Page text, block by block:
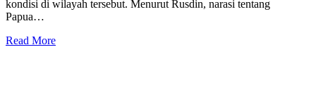
kondisi di wilayah tersebut. Menurut Rusdin, narasi tentang
Papua…
Read More